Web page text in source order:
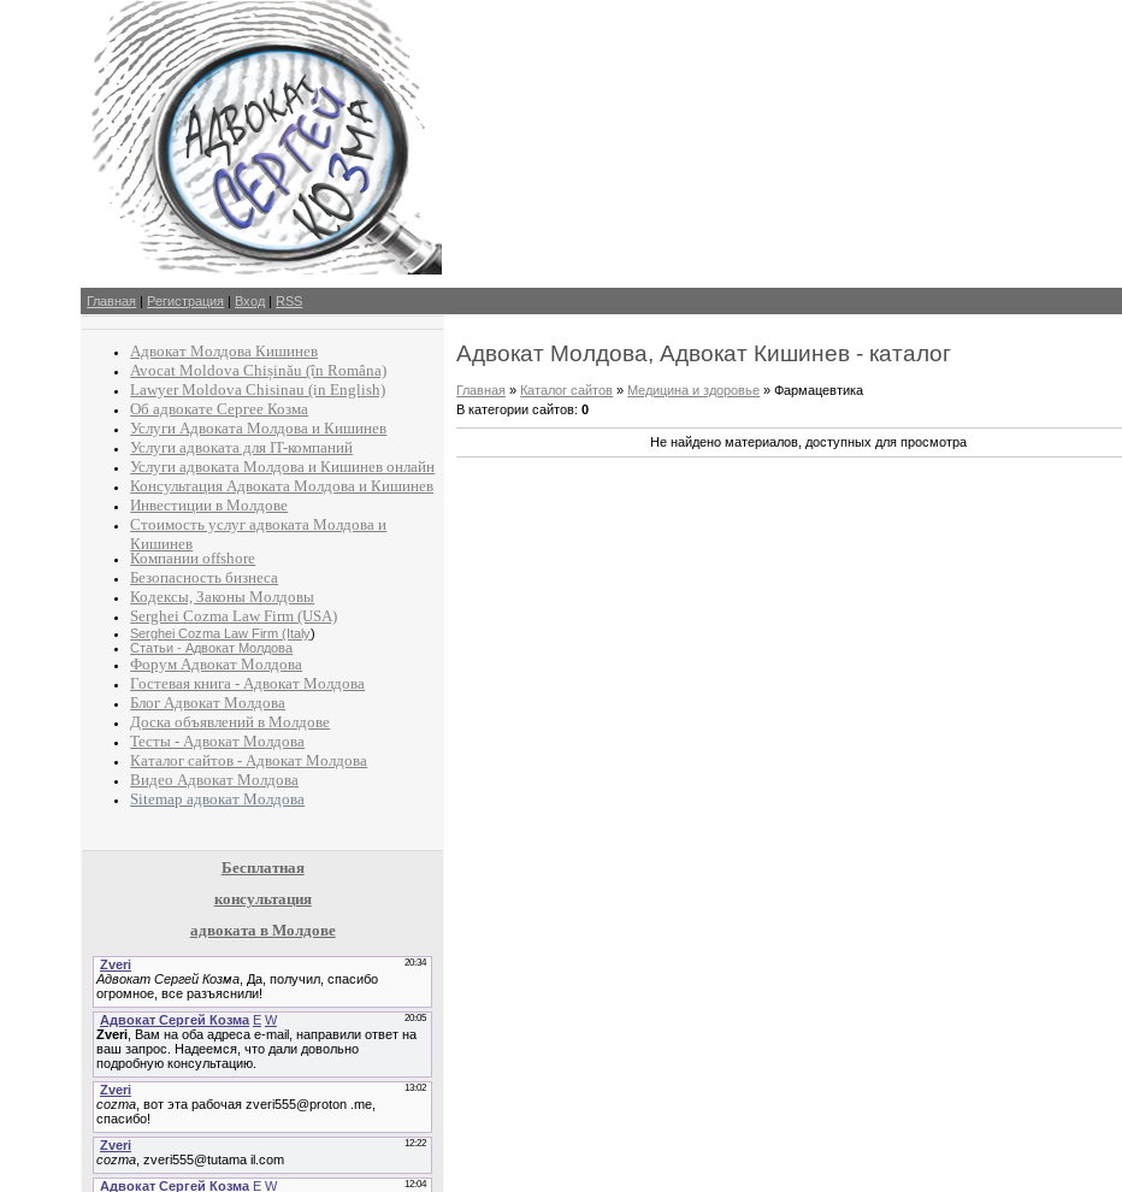
Главная | Регистрация | Вход | RSS
Адвокат Молдова Кишинев
Avocat Moldova Chișinău (în Româna)
Lawyer Moldova Chisinau (in English)
Об адвокате Сергее Козма
Услуги Адвоката Молдова и Кишинев
Услуги адвоката для IT-компаний
Услуги адвоката Молдова и Кишинев онлайн
Консультация Адвоката Молдова и Кишинев
Инвестиции в Молдове
Стоимость услуг адвоката Молдова и
Кишинев
Компании offshore
Безопасность бизнеса
Кодексы, Законы Молдовы
Serghei Cozma Law Firm (USA)
Serghei Cozma Law Firm (Italy)
Статьи - Адвокат Молдова
Форум Адвокат Молдова
Гостевая книга - Адвокат Молдова
Блог Адвокат Молдова
Доска объявлений в Молдове
Тесты - Адвокат Молдова
Каталог сайтов - Адвокат Молдова
Видео Адвокат Молдова
Sitemap адвокат Молдова
Бесплатная
консультация
адвоката в Молдове
Адвокат Молдова, Адвокат Кишинев - каталог
Главная » Каталог сайтов » Медицина и здоровье » Фармацевтика
В категории сайтов:0
Не найдено материалов, доступных для просмотра